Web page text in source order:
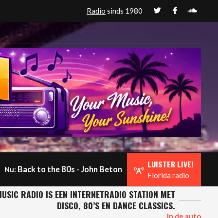
Radio sinds 1980
Nu: Back to the 80s - John Beton LUISTER LIVE!
Florida radio
RADIO IS EEN INTERNETRADIO STATION MET
DISCO, 80’S EN DANCE CLASSICS.
In de auto